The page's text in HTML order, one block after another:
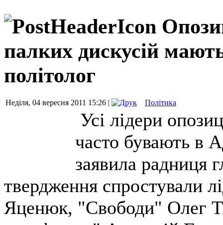
палких дискусій
політолог
Неділя, 04 вересня 2011 15:26 | Політика
Усі лідери
часто бувають в
заявила радниця
твердження спростували
Яценюк, "Свободи" Олег